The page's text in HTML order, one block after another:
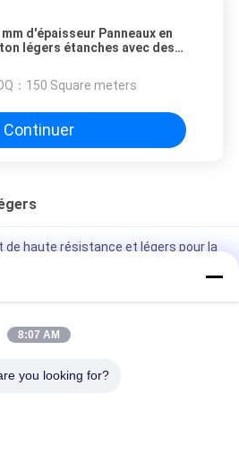
mm d'épaisseur Panneaux en
légers étanches avec des
： 150 Square meters
Continuer
de haute résistance et légers pour la
avec absorption du son et
8:07 AM
you looking for?